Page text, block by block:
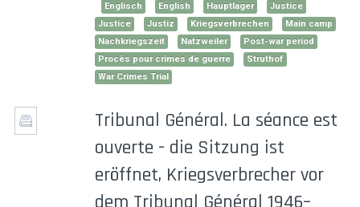
Englisch
English Hauptlager
Justice
Justice
Justiz Kriegsverbrechen
Main camp
Nachkriegszeit
Natzweiler
Post-war period
Procès pour crimes de guerre
Struthof
War Crimes Trial
Tribunal Général. La séance est
ouverte - die Sitzung ist
eröffnet, Kriegsverbrecher vor
dem Tribunal Général 1946–